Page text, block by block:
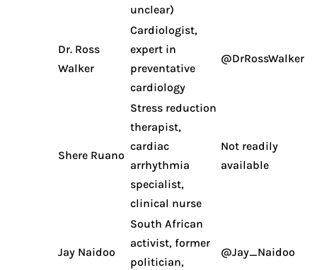
unclear)
Dr. Ross
Walker
Cardiologist,
expert in
preventative
cardiology
@DrRossWalker
Shere Ruano
Stress reduction
therapist,
cardiac
arrhythmia
specialist,
clinical nurse
Not readily
available
Jay Naidoo
South African
activist, former
politician,
@Jay_Naidoo